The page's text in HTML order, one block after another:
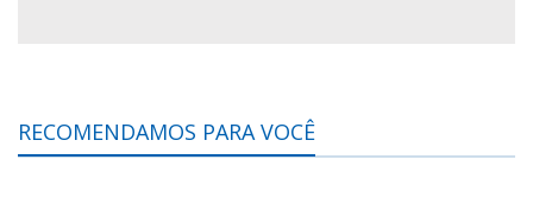
RECOMENDAMOS PARA VOCÊ